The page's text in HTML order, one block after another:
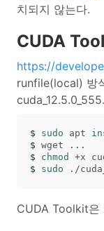
치되지 않는다.
CUDA
https://
runfile(local) 방
$ sudo apt
$
$ chmod
$ sudo
CUDA Toolkit은